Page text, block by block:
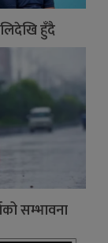
हुँदै
सम्भावना